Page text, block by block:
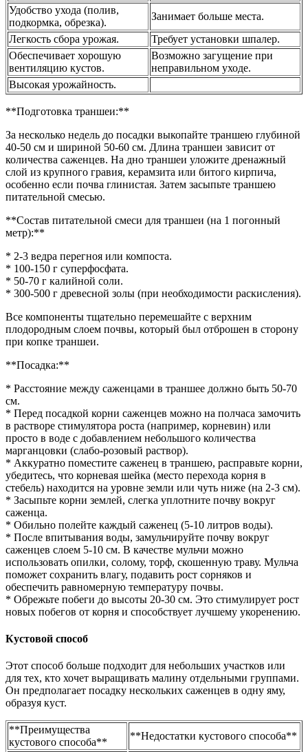
Удобство ухода (полив,
подкормка, обрезка).
Занимает больше места.
Легкость сбора урожая.
Требует установки шпалер.
Обеспечивает хорошую
вентиляцию кустов.
Возможно загущение при
неправильном уходе.
Высокая урожайность.
**Подготовка траншеи:**
За несколько недель до посадки выкопайте траншею глубиной
40-50 см и шириной 50-60 см. Длина траншеи зависит от
количества саженцев. На дно траншеи уложите дренажный
слой из крупного гравия, керамзита или битого кирпича,
особенно если почва глинистая. Затем засыпьте траншею
питательной смесью.
**Состав питательной смеси для траншеи (на 1 погонный
метр):**
* 2-3 ведра перегноя или компоста.
* 100-150 г суперфосфата.
* 50-70 г калийной соли.
* 300-500 г древесной золы (при необходимости раскисления).
Все компоненты тщательно перемешайте с верхним
плодородным слоем почвы, который был отброшен в сторону
при копке траншеи.
**Посадка:**
* Расстояние между саженцами в траншее должно быть 50-70
см.
* Перед посадкой корни саженцев можно на полчаса замочить
в растворе стимулятора роста (например, корневин) или
просто в воде с добавлением небольшого количества
марганцовки (слабо-розовый раствор).
* Аккуратно поместите саженец в траншею, расправьте корни,
убедитесь, что корневая шейка (место перехода корня в
стебель) находится на уровне земли или чуть ниже (на 2-3 см).
* Засыпьте корни землей, слегка уплотните почву вокруг
саженца.
* Обильно полейте каждый саженец (5-10 литров воды).
* После впитывания воды, замульчируйте почву вокруг
саженцев слоем 5-10 см. В качестве мульчи можно
использовать опилки, солому, торф, скошенную траву. Мульча
поможет сохранить влагу, подавить рост сорняков и
обеспечить равномерную температуру почвы.
* Обрежьте побеги до высоты 20-30 см. Это стимулирует рост
новых побегов от корня и способствует лучшему укоренению.
Кустовой способ
Этот способ больше подходит для небольших участков или
для тех, кто хочет выращивать малину отдельными группами.
Он предполагает посадку нескольких саженцев в одну яму,
образуя куст.
**Преимущества
кустового способа**
**Недостатки кустового способа**